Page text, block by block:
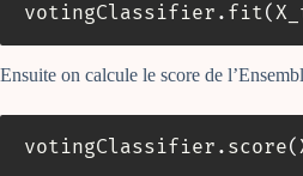
votingClassifier . fit(
Ensuite on calcule le score de
votingClassifier . score(